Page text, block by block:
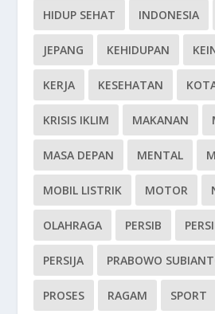
HIDUP SEHAT INDONESIA
JEPANG KEHIDUPAN
KERJA KESEHATAN
KRISIS IKLIM MAKANAN
MASA DEPAN MENTAL
MOBIL LISTRIK MOTOR
OLAHRAGA PERSIB
PERSIJA PRABOWO
PROSES RAGAM SPORT